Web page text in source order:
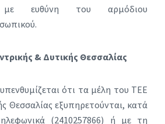
με ευθύνη του αρμόδιου
& Δυτικής Θεσσαλίας
ότι τα μέλη του ΤΕΕ
Θεσσαλίας εξυπηρετούνται, κατά
(2410257866) ή με τη